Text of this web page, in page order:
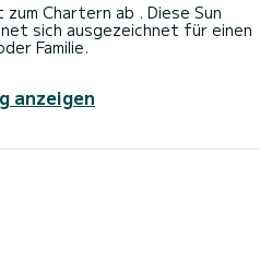
Chartern ab . Diese Sun
sich ausgezeichnet für einen
Familie.
verbringen? Sie können mit
mit folgender
anzeigen